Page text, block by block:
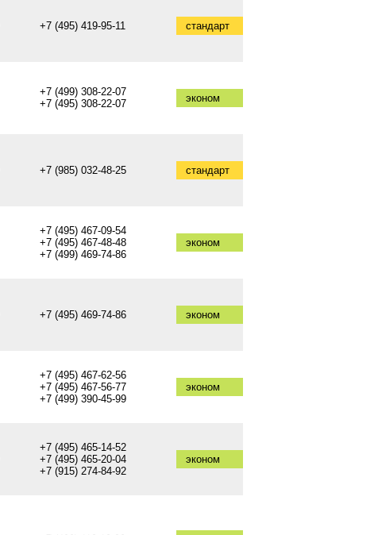
+7 (495) 419-95-11 стандарт
+7 (499) 308-22-07
+7 (495) 308-22-07
эконом
+7 (985) 032-48-25 стандарт
+7 (495) 467-09-54
+7 (495) 467-48-48
+7 (499) 469-74-86
эконом
+7 (495) 469-74-86 эконом
+7 (495) 467-62-56
+7 (495) 467-56-77
+7 (499) 390-45-99
эконом
+7 (495) 465-14-52
+7 (495) 465-20-04
+7 (915) 274-84-92
эконом